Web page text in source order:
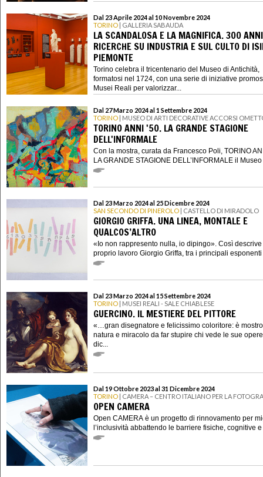
Dal 23 Aprile 2024 al 10 Novembre 2024
TORINO | GALLERIA SABAUDA
LA SCANDALOSA E LA MAGNIFICA. 300
RICERCHE SU INDUSTRIA E SUL CULTO DI
PIEMONTE
Torino celebra il tricentenario del Museo di Antichità,
formatosi nel 1724, con una serie di iniziative
Musei Reali per valorizzar...
Dal 27 Marzo 2024 al 1 Settembre 2024
TORINO | MUSEO DI ARTI DECORATIVE ACCORSI
TORINO ANNI '50. LA GRANDE STAGIONE
DELL'INFORMALE
Con la mostra, curata da Francesco Poli, TORINO
LA GRANDE STAGIONE DELL’INFORMALE il
Dal 23 Marzo 2024 al 25 Dicembre 2024
SAN SECONDO DI PINEROLO | CASTELLO DI MIRADOLO
GIORGIO GRIFFA. UNA LINEA, MONTALE E
QUALCOS’ALTRO
«Io non rappresento nulla, io dipingo». Così
proprio lavoro Giorgio Griffa, tra i principali
Dal 23 Marzo 2024 al 15 Settembre 2024
TORINO | MUSEI REALI - SALE CHIABLESE
GUERCINO. IL MESTIERE DEL PITTORE
«…gran disegnatore e felicissimo coloritore: è
natura e miracolo da far stupire chi vede le sue
dic...
Dal 19 Ottobre 2023 al 31 Dicembre 2024
TORINO | CAMERA – CENTRO ITALIANO PER LA
OPEN CAMERA
Open CAMERA è un progetto di rinnovamento per
l’inclusività abbattendo le barriere fisiche, cognitive